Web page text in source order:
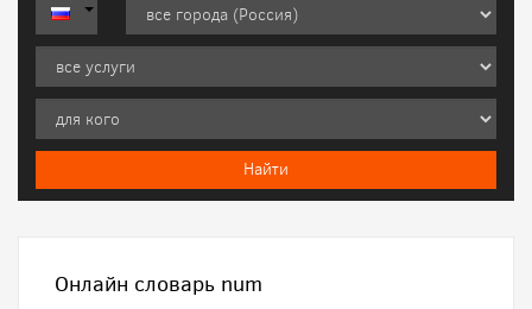
Онлайн словарь num